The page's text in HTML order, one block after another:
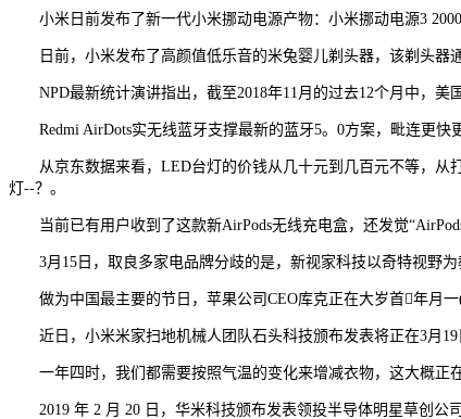
小米日前发布了新一代小米挪动电源产物：小米挪动电源3
日前，小米发布了高颜值低乐音的米兔婴儿剃头器，该剃头器通
NPD最新统计演讲指出，截至2018年11月的过去12个月中，美
Redmi AirDots实无线蓝牙支撑最新的蓝牙5。0方案，毗连更快
从京东数据来看，LED台灯的价钱从几十元到几百元不等，从打
灯--？。
当前已有用户收到了这款新AirPods无线充电盒，还发觉
3月15日，取良多家电品牌分歧的是，新视家科技以奇特视野为
做为中国最主要的节日，苹果公司CEO库克正在大岁首年月一
近日，小米米家扫地机械人团队石头科技颁布发表将正在3月19
一年四时，我们都需要按照气温的变化来增减衣物，这大概正
2019 年 2 月 20 日，华米科技颁布发表领投半导体明星草创公司